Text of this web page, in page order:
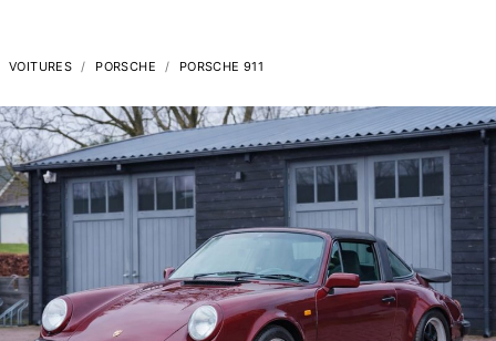
VOITURES PORSCHE PORSCHE 911